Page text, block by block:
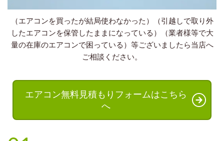
（エアコンを買ったが結局使わなかった）（引越しで取り外
したエアコンを保管したままになっている）（業者様等で大
量の在庫のエアコンで困っている）等ございましたら当店へ
ご相談ください。
エアコン無料見積もりフォームはこちら
へ